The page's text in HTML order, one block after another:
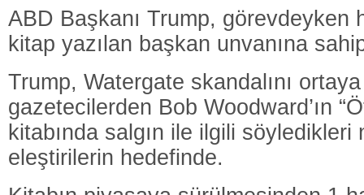
ABD Başkanı Trump, görevdeyken
kitap yazılan başkan unvanına
Trump, Watergate skandalını
gazetecilerden Bob Woodward’ın
kitabında salgın ile ilgili söyledikleri
eleştirilerin hedefinde.